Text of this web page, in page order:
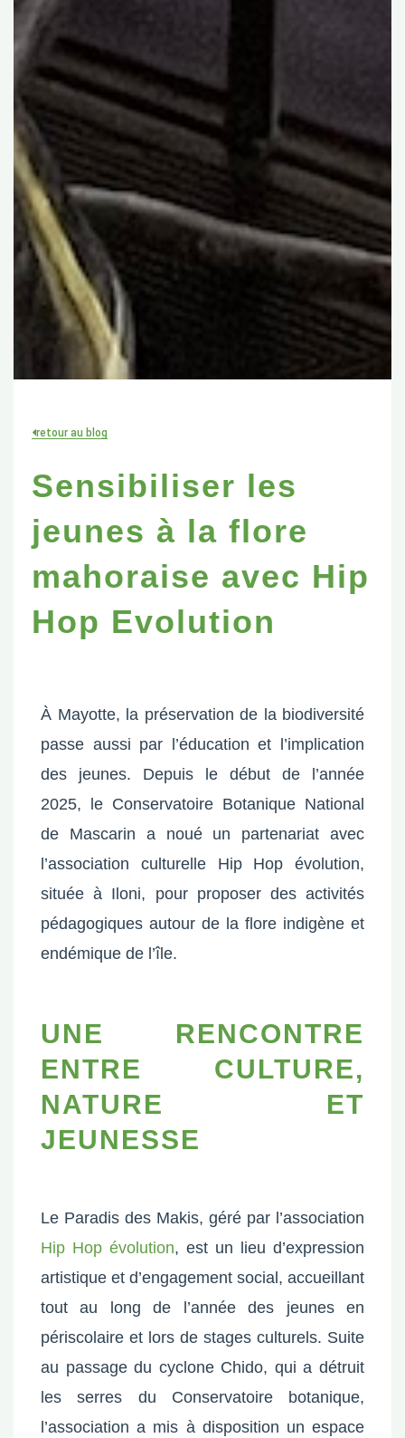
retour au blog
Sensibiliser les
jeunes à la flore
mahoraise avec Hip
Hop Evolution
À Mayotte, la préservation de la biodiversité
passe aussi par l’éducation et l’implication
des jeunes. Depuis le début de l’année
2025, le Conservatoire Botanique National
de Mascarin a noué un partenariat avec
l’association culturelle Hip Hop évolution,
située à Iloni, pour proposer des activités
pédagogiques autour de la flore indigène et
endémique de l’île.
UNE RENCONTRE
ENTRE CULTURE,
NATURE ET
JEUNESSE
Le Paradis des Makis, géré par l’association
Hip Hop évolution, est un lieu d’expression
artistique et d’engagement social, accueillant
tout au long de l’année des jeunes en
périscolaire et lors de stages culturels. Suite
au passage du cyclone Chido, qui a détruit
les serres du Conservatoire botanique,
l’association a mis à disposition un espace